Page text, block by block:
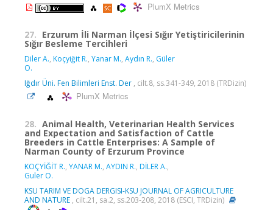
PlumX Metrics
27. Erzurum İli Narman İlçesi Sığır Yetiştiricilerinin
Sığır Besleme Tercihleri
Diler A., Koçyiğit R., Yanar M., Aydın R., Güler
O.
Iğdır Üni. Fen Bilimleri Enst. Der , cilt.8, ss.341-349, 2018 (TRDizin)
PlumX Metrics
28. Animal Health, Veterinarian Health Services
and Expectation and Satisfaction of Cattle
Breeders in Cattle Enterprises: A Sample of
Narman County of Erzurum Province
KOÇYİĞİT R., YANAR M., AYDIN R., DİLER A.,
Guler O.
KSU TARIM VE DOGA DERGISI-KSU JOURNAL OF AGRICULTURE
AND NATURE , cilt.21, sa.2, ss.203-208, 2018 (ESCI, TRDizin)